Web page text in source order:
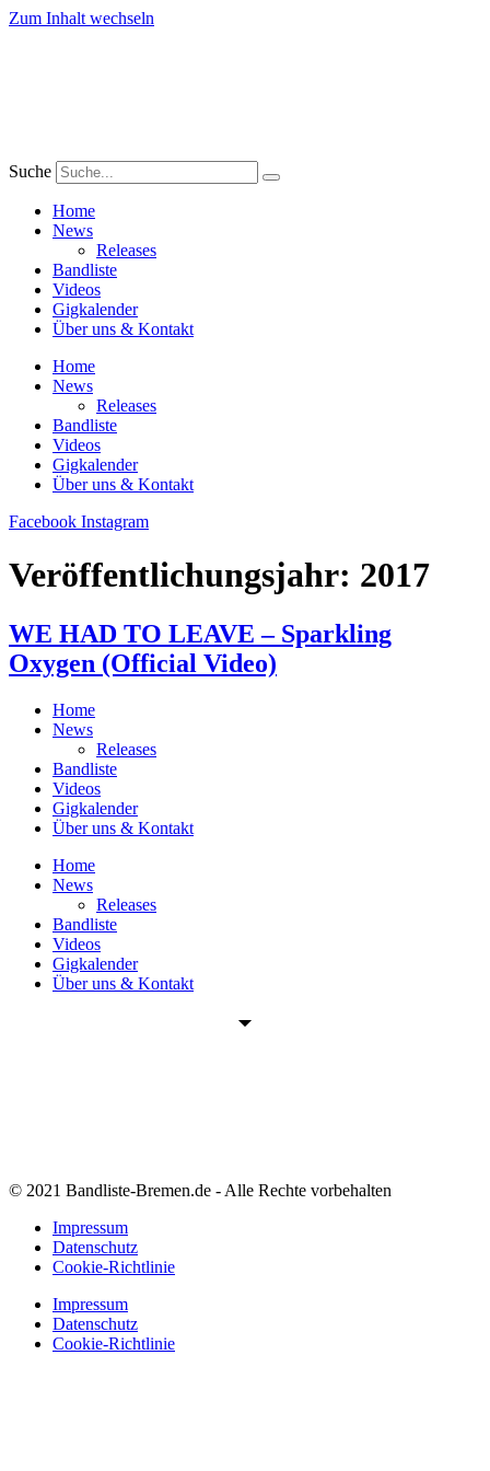
Zum Inhalt wechseln
Suche
Home
News
Releases
Bandliste
Videos
Gigkalender
Über uns & Kontakt
Home
News
Releases
Bandliste
Videos
Gigkalender
Über uns & Kontakt
Facebook Instagram
Veröffentlichungsjahr: 2017
WE HAD TO LEAVE – Sparkling
Oxygen (Official Video)
Home
News
Releases
Bandliste
Videos
Gigkalender
Über uns & Kontakt
Home
News
Releases
Bandliste
Videos
Gigkalender
Über uns & Kontakt
© 2021 Bandliste-Bremen.de - Alle Rechte vorbehalten
Impressum
Datenschutz
Cookie-Richtlinie
Impressum
Datenschutz
Cookie-Richtlinie